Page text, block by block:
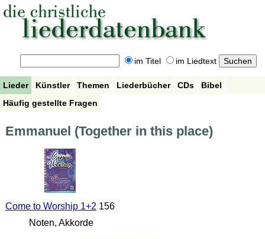
im Titel im Liedtext
Lieder Künstler Themen Liederbücher CDs
Bibel
Häufig gestellte Fragen
Emmanuel (Together in this place)
Come to Worship 1+2 156
Noten, Akkorde